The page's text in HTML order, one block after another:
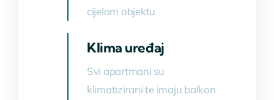
cijelom objektu
Klima uređaj
Svi apartmani su
klimatizirani te imaju balkon